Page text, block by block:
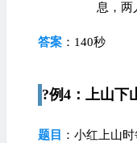
息，两
答案：140秒
?例4：上山下
题目
：小红上山